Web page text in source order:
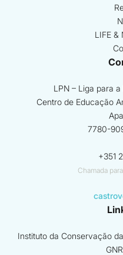
LIFE &
LPN – Liga para
Centro de Educação
7780-
+351
Chamada
Instituto da Conservação